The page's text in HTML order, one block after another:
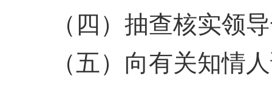
（四）抽查核实领导
（五）向有关知情人